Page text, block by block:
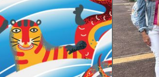
Kitchener-Waterloo
Toronto